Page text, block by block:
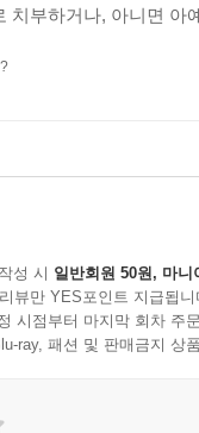
서 대하며, 힘과 돈의
으며, 최종적 심판과
약성경에서도 단 한
는 새 창조와 같은 순
‘케세트’입니다. 한
의 없다고 합니다. 아
셨다는 이미지는, 생
는 토대 위에서 형성
방식과 고대의 신앙
’이 되는 이 이야기
해합니다. 다른 여타
치부하거나, 아니면
성 시 일반회원 50원, 마니
뷰만 YES포인트 지급됩니
시점부터 마지막 회차 주
ray, 패션 및 판매금지 상